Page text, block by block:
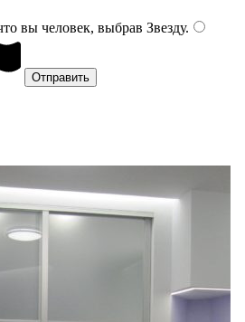
вы человек, выбрав Звезду.